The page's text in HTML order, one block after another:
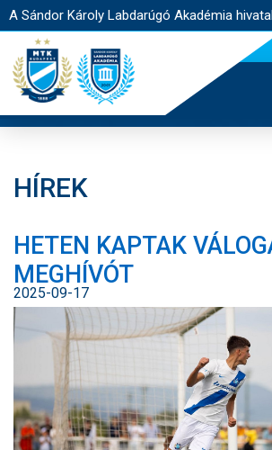
A Sándor Károly Labdarúgó Akadémia
JEGYÉRTÉKESÍTÉS
WEBSHOP
EGYESÜLET
NYITÓLAP
HÍREK
AKADÉMIA
CSAPATOK
HÍREK
HETEN KAPTAK
MEGHÍVÓT
2025-09-17